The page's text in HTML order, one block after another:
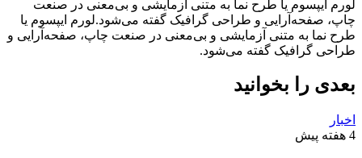
لورم ایپسوم یا طرح‌ نما به متنی آزمایشی و بی‌معنی در صنعت
چاپ، صفحه‌آرایی و طراحی گرافیک گفته می‌شود.لورم ایپسوم یا
طرح‌ نما به متنی آزمایشی و بی‌معنی در صنعت چاپ، صفحه‌آرایی و
طراحی گرافیک گفته می‌شود.
بعدی را بخوانید
اخبار
4 هفته پیش